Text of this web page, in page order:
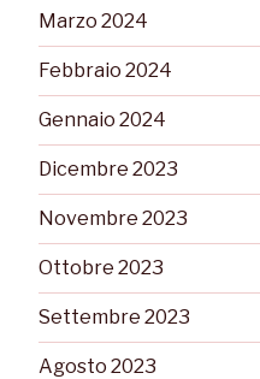
Marzo 2024
Febbraio 2024
Gennaio 2024
Dicembre 2023
Novembre 2023
Ottobre 2023
Settembre 2023
Agosto 2023